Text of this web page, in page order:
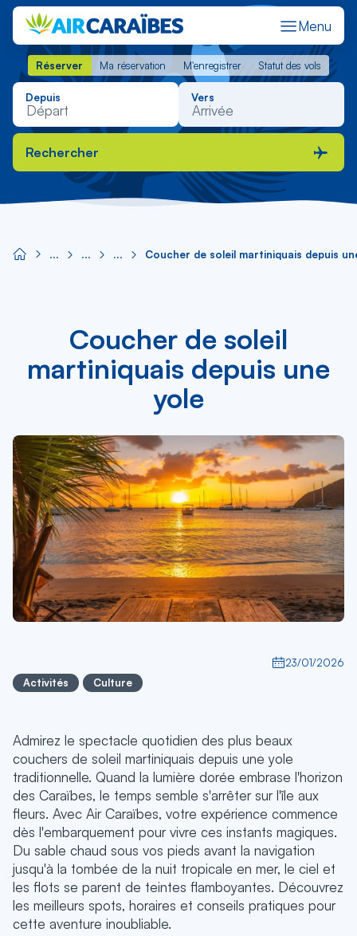
Menu
Réserver Ma réservation M'enregistrer Statut des vols
Réserver Ma réservation M'enregistrer Statut des vols
Depuis Vers
Rechercher
Coucher de soleil martiniquais depuis
Coucher de soleil
martiniquais depuis une
yole
23/01/2026
Activités
Culture
Admirez le spectacle quotidien des plus beaux
couchers de soleil martiniquais depuis une yole
traditionnelle. Quand la lumière dorée embrase l'horizon
des Caraïbes, le temps semble s'arrêter sur l'île aux
fleurs. Avec Air Caraïbes, votre expérience commence
dès l'embarquement pour vivre ces instants magiques.
Du sable chaud sous vos pieds avant la navigation
jusqu'à la tombée de la nuit tropicale en mer, le ciel et
les flots se parent de teintes flamboyantes. Découvrez
les meilleurs spots, horaires et conseils pratiques pour
cette aventure inoubliable.